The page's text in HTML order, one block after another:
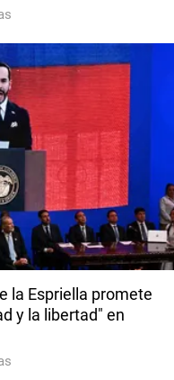
la Espriella promete
y la libertad" en